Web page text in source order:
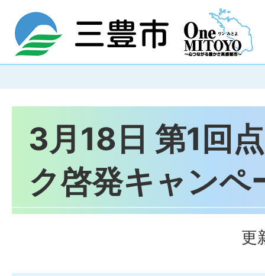
3月18日 第1回
ク啓発キャンペ
更